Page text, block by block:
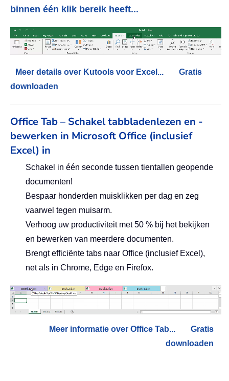
binnen één klik bereik heeft...
Meer details over Kutools voor Excel...
Gratis
downloaden
Office Tab – Schakel tabbladenlezen en -
bewerken in Microsoft Office (inclusief
Excel) in
Schakel in één seconde tussen tientallen geopende
documenten!
Bespaar honderden muisklikken per dag en zeg
vaarwel tegen muisarm.
Verhoog uw productiviteit met 50 % bij het bekijken
en bewerken van meerdere documenten.
Brengt efficiënte tabs naar Office (inclusief Excel),
net als in Chrome, Edge en Firefox.
Meer informatie over Office Tab...
Gratis
downloaden